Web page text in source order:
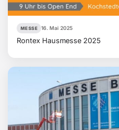
MESSE 16. Mai 2025
Rontex Hausmesse 2025